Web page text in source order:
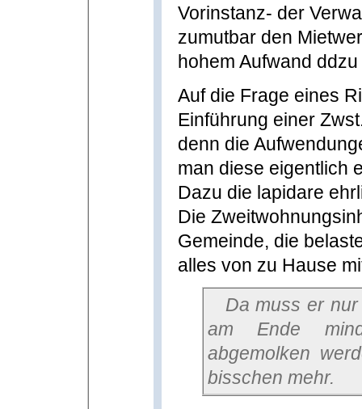
Vorinstanz- der
zumutbar den
hohem Aufwand
Auf die Frage eines
Einführung einer
denn die
man diese eigentlich
Dazu die lapidare
Die
Gemeinde, die
alles von zu Hause
Da muss er nur mit spitzem Bleistift rechnen, bis
am Ende
abgemolken
bisschen mehr.